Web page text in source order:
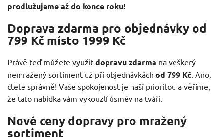
prodlužujeme až do konce roku!
Doprava zdarma pro objednávky od
799 Kč místo 1999 Kč
Právě teď můžete využít dopravu zdarma na veškerý
nemražený sortiment už při objednávkách od 799 Kč. Ano,
čtete správně! Vaše spokojenost je naší prioritou a věříme,
že tato nabídka vám vykouzlí úsměv na tváři.
Nové ceny dopravy pro mražený
sortiment